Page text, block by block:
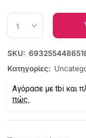
SKU:
Κατηγορίες:
Αγόρασε με tbi και
πώς.